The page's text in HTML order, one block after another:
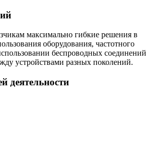
максимально гибкие решения в
оборудования, частотного
беспроводных соединений
устройствами разных поколений.
деятельности